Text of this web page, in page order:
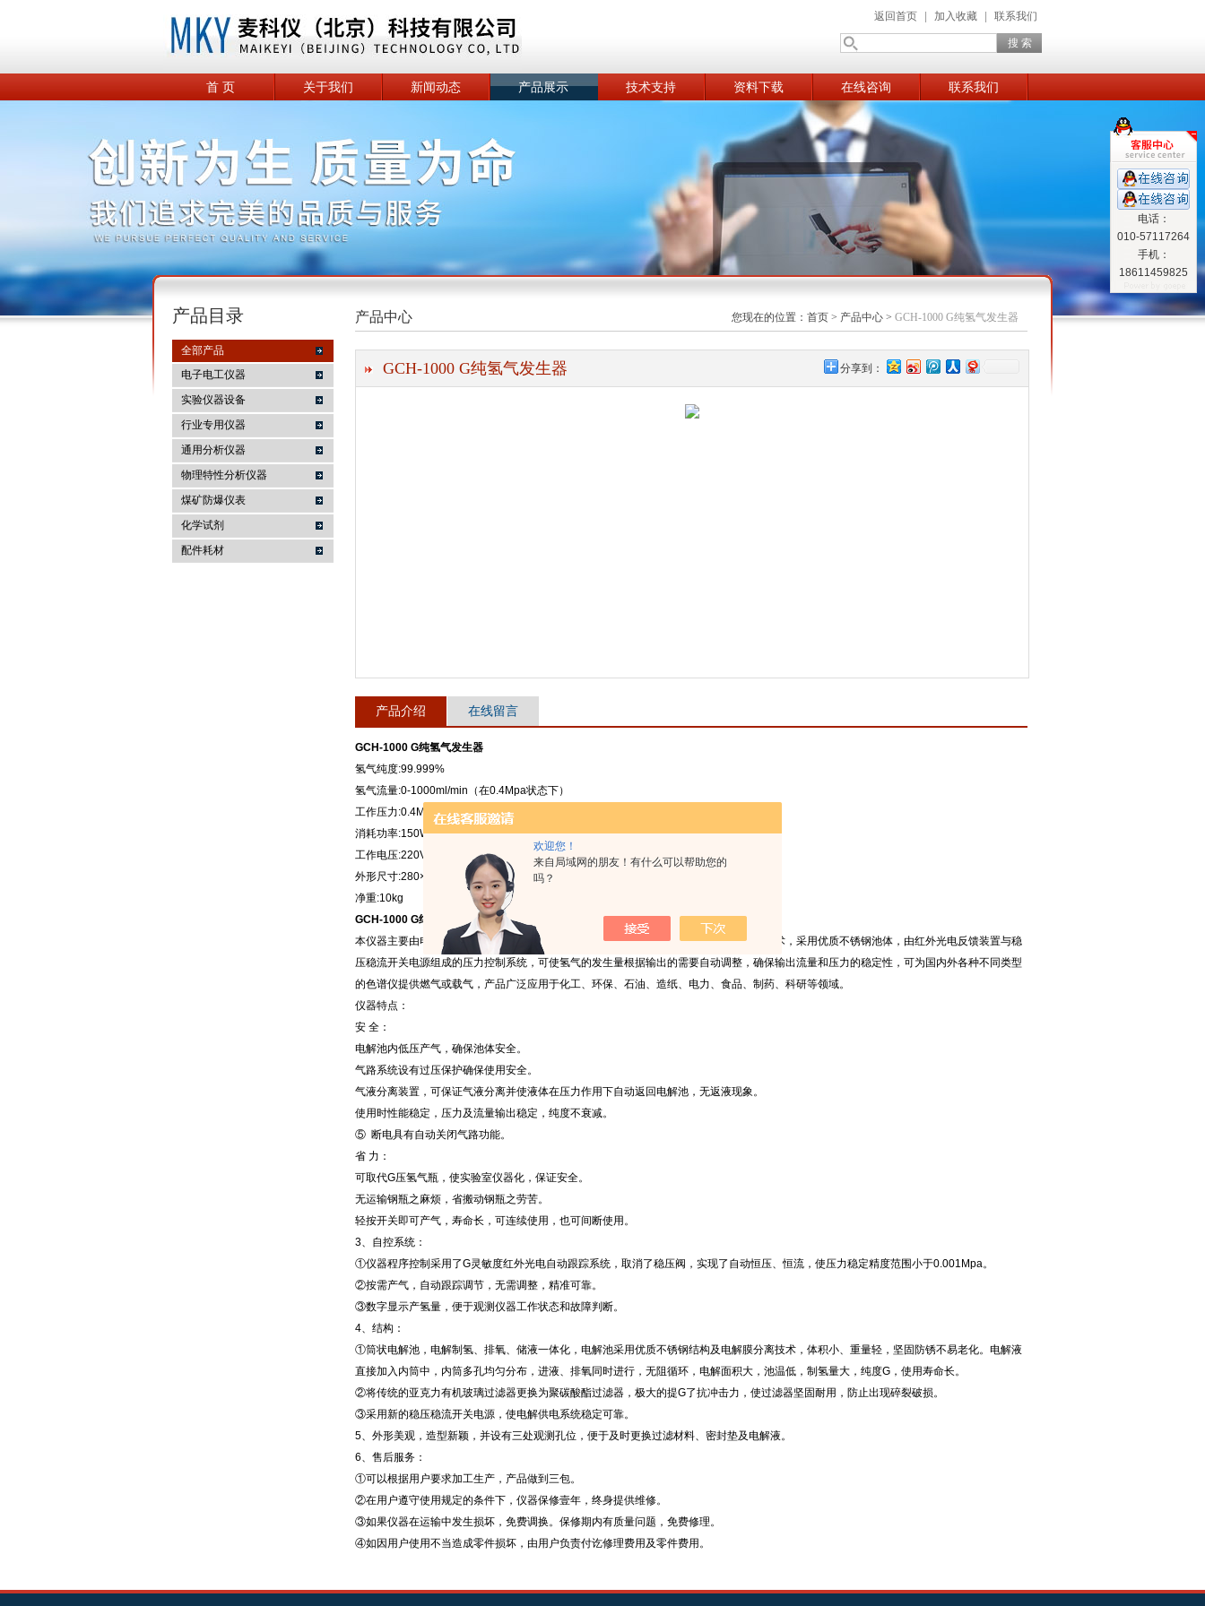
欢迎您！
来自局域网的朋友！有什么可以帮助您的
吗？
麦科仪（北京）科技有限公司
返回首页 加入收藏 联系我们
首 页 关于我们 新闻动态 产品展示 技术支持 资料下载 在线咨询 联系我们
产品目录
全部产品
电子电工仪器
实验仪器设备
行业专用仪器
通用分析仪器
物理特性分析仪器
煤矿防爆仪表
化学试剂
配件耗材
产品中心 您现在的位置： 首页 > 产品中心 > GCH-1000 G纯氢气发生器
GCH-1000 G纯氢气发生器 分享到：
产品介绍 在线留言
GCH-1000 G纯氢气发生器
氢气纯度:99.999%
氢气流量:0-1000ml/min（在0.4Mpa状态下）
工作压力:0.4MPa
消耗功率:150W（单相）
工作电压:220V±10% 50Hz
外形尺寸:280×190×360(mm)
净重:10kg
GCH-1000 G纯氢气发生器概述及工作原理：
本仪器主要由电解系统、压力控制系统、净化系统和显示系统组成。电解氢采用膜分离技术，采用优质不锈钢池体，由红外光电反馈装置与稳
压稳流开关电源组成的压力控制系统，可使氢气的发生量根据输出的需要自动调整，确保输出流量和压力的稳定性，可为国内外各种不同类型
的色谱仪提供燃气或载气，产品广泛应用于化工、环保、石油、造纸、电力、食品、制药、科研等领域。
仪器特点：
安 全：
电解池内低压产气，确保池体安全。
气路系统设有过压保护确保使用安全。
气液分离装置，可保证气液分离并使液体在压力作用下自动返回电解池，无返液现象。
使用时性能稳定，压力及流量输出稳定，纯度不衰减。
⑤ 断电具有自动关闭气路功能。
省 力：
可取代G压氢气瓶，使实验室仪器化，保证安全。
无运输钢瓶之麻烦，省搬动钢瓶之劳苦。
轻按开关即可产气，寿命长，可连续使用，也可间断使用。
3、自控系统：
①仪器程序控制采用了G灵敏度红外光电自动跟踪系统，取消了稳压阀，实现了自动恒压、恒流，使压力稳定精度范围小于0.001Mpa。
②按需产气，自动跟踪调节，无需调整，精准可靠。
③数字显示产氢量，便于观测仪器工作状态和故障判断。
4、结构：
①筒状电解池，电解制氢、排氧、储液一体化，电解池采用优质不锈钢结构及电解膜分离技术，体积小、重量轻，坚固防锈不易老化。电解液
直接加入内筒中，内筒多孔均匀分布，进液、排氧同时进行，无阻循环，电解面积大，池温低，制氢量大，纯度G，使用寿命长。
②将传统的亚克力有机玻璃过滤器更换为聚碳酸酯过滤器，极大的提G了抗冲击力，使过滤器坚固耐用，防止出现碎裂破损。
③采用新的稳压稳流开关电源，使电解供电系统稳定可靠。
5、外形美观，造型新颖，并设有三处观测孔位，便于及时更换过滤材料、密封垫及电解液。
6、售后服务：
①可以根据用户要求加工生产，产品做到三包。
②在用户遵守使用规定的条件下，仪器保修壹年，终身提供维修。
③如果仪器在运输中发生损坏，免费调换。保修期内有质量问题，免费修理。
④如因用户使用不当造成零件损坏，由用户负责付讫修理费用及零件费用。
电话：
010-57117264
手机：
18611459825